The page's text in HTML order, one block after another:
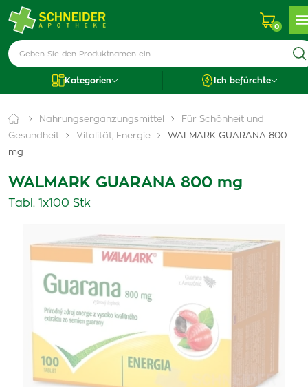
0
Kategorien Ich befürchte
Nahrungsergänzungsmittel
Für Schönheit und
Gesundheit
Vitalität, Energie
WALMARK GUARANA 800
mg
WALMARK GUARANA 800 mg
Tabl. 1x100 Stk